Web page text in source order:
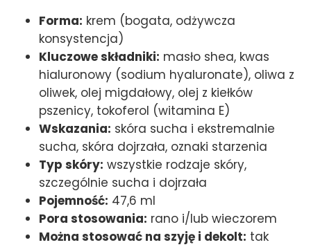
Forma: krem (bogata, odżywcza
konsystencja)
Kluczowe składniki: masło shea, kwas
hialuronowy (sodium hyaluronate), oliwa z
oliwek, olej migdałowy, olej z kiełków
pszenicy, tokoferol (witamina E)
Wskazania: skóra sucha i ekstremalnie
sucha, skóra dojrzała, oznaki starzenia
Typ skóry: wszystkie rodzaje skóry,
szczególnie sucha i dojrzała
Pojemność: 47,6 ml
Pora stosowania: rano i/lub wieczorem
Można stosować na szyję i dekolt: tak